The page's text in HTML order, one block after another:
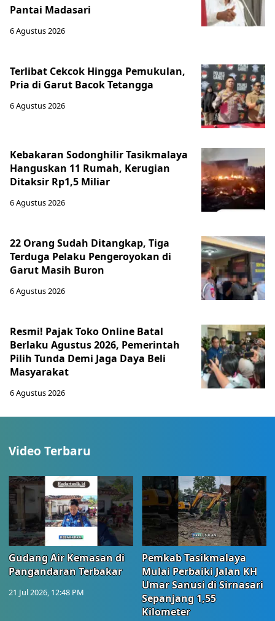
Pantai Madasari
6 Agustus 2026
Terlibat Cekcok Hingga Pemukulan,
Pria di Garut Bacok Tetangga
6 Agustus 2026
Kebakaran Sodonghilir Tasikmalaya
Hanguskan 11 Rumah, Kerugian
Ditaksir Rp1,5 Miliar
6 Agustus 2026
22 Orang Sudah Ditangkap, Tiga
Terduga Pelaku Pengeroyokan di
Garut Masih Buron
6 Agustus 2026
Resmi! Pajak Toko Online Batal
Berlaku Agustus 2026, Pemerintah
Pilih Tunda Demi Jaga Daya Beli
Masyarakat
6 Agustus 2026
Video Terbaru
Gudang Air Kemasan di
Pangandaran Terbakar
21 Jul 2026, 12:48 PM
Pemkab Tasikmalaya
Mulai Perbaiki Jalan KH
Umar Sanusi di Sirnasari
Sepanjang 1,55
Kilometer